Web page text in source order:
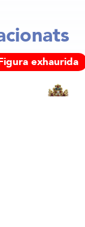
exhaurida